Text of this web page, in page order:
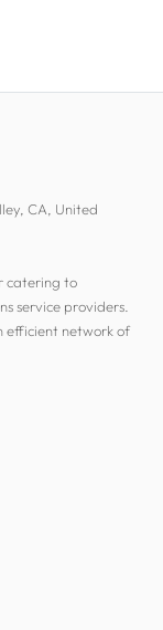
CA, United
catering to
service providers.
efficient network of